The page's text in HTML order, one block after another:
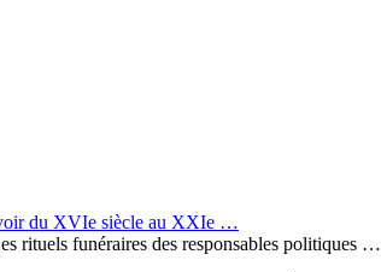
du XVIe siècle au XXIe …
rituels funéraires des responsables politiques …